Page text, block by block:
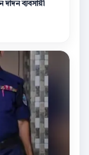
দাদন ব্যবসায়ী